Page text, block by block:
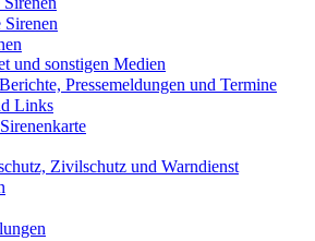
und sonstigen Medien
Pressemeldungen und Termine
Links
Zivilschutz und Warndienst